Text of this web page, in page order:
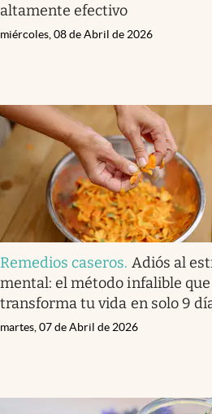
altamente efectivo
miércoles, 08 de Abril de 2026
Remedios caseros. Adiós al
mental: el método infalible que
transforma tu vida en solo 9
martes, 07 de Abril de 2026